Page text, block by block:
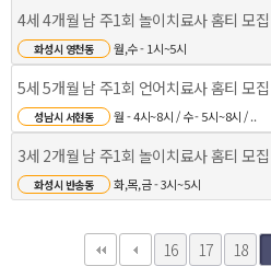
4세 4개월 남 주1회 놀이치료사 홈티 모집
화성시 영천동 월,수 - 1시~5시
5세 5개월 남 주1회 언어치료사 홈티 모집
성남시 서현동 월 - 4시~8시 / 수 - 5시~8시 / ..
3세 2개월 남 주1회 놀이치료사 홈티 모집
화성시 반송동 화,목,금 - 3시~5시
16 17 18